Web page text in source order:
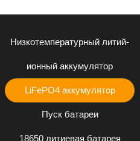
Низкотемпературный литий-
ионный аккумулятор
LiFePO4 аккумулятор
Пуск батареи
18650 литиевая батарея